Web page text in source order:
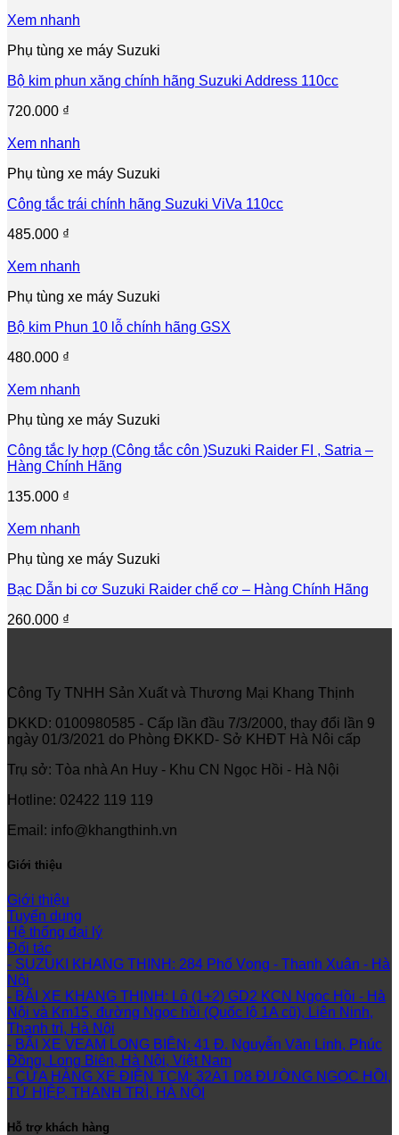
Xem nhanh
Phụ tùng xe máy Suzuki
Bộ kim phun xăng chính hãng Suzuki Address 110cc
720.000 ₫
Xem nhanh
Phụ tùng xe máy Suzuki
Công tắc trái chính hãng Suzuki ViVa 110cc
485.000 ₫
Xem nhanh
Phụ tùng xe máy Suzuki
Bộ kim Phun 10 lỗ chính hãng GSX
480.000 ₫
Xem nhanh
Phụ tùng xe máy Suzuki
Công tắc ly hợp (Công tắc côn )Suzuki Raider FI , Satria –
Hàng Chính Hãng
135.000 ₫
Xem nhanh
Phụ tùng xe máy Suzuki
Bạc Dẫn bi cơ Suzuki Raider chế cơ – Hàng Chính Hãng
260.000 ₫
Công Ty TNHH Sản Xuất và Thương Mại Khang Thịnh
DKKD: 0100980585 - Cấp lần đầu 7/3/2000, thay đổi lần 9
ngày 01/3/2021 do Phòng ĐKKD- Sở KHĐT Hà Nôi cấp
Trụ sở: Tòa nhà An Huy - Khu CN Ngọc Hồi - Hà Nội
Hotline: 02422 119 119
Email: info@khangthinh.vn
Giới thiệu
Giới thiệu
Tuyển dụng
Hệ thống đại lý
Đối tác
- SUZUKI KHANG THINH: 284 Phố Vọng - Thanh Xuân - Hà
Nội
- BÃI XE KHANG THỊNH: Lô (1+2) GD2 KCN Ngọc Hồi - Hà
Nội và Km15, đường Ngọc hồi (Quốc lộ 1A cũ), Liên Ninh,
Thanh trì, Hà Nội
- BÃI XE VEAM LONG BIÊN: 41 Đ. Nguyễn Văn Linh, Phúc
Đồng, Long Biên, Hà Nội, Việt Nam
- CỬA HÀNG XE ĐIỆN TCM: 32A1 D8 ĐƯỜNG NGỌC HỒI,
TỨ HIỆP, THANH TRÌ, HÀ NỘI
Hỗ trợ khách hàng